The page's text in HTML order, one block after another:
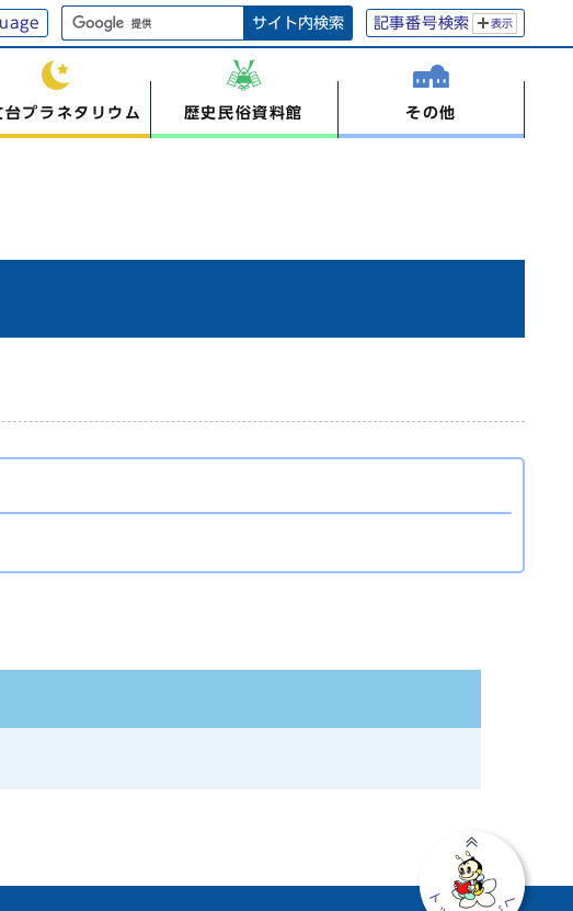
サイト内検索 記事番号検索 表示
台プラネタリウム 歴史民俗資料館 その他